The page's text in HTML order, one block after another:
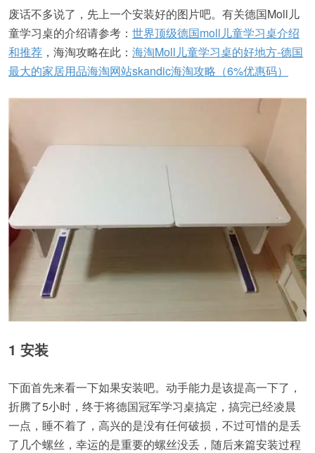
废话不多说了，先上一个安装好的图片吧。有关德国Moll儿
童学习桌的介绍请参考： 世界顶级德国moll儿童学习桌介绍
和推荐 ，海淘攻略在此： 海淘Moll儿童学习桌的好地方-德国
最大的家居用品海淘网站skandic海淘攻略（6%优惠码）
1 安装
下面首先来看一下如果安装吧。动手能力是该提高一下了，
折腾了5小时，终于将德国冠军学习桌搞定，搞完已经凌晨
一点，睡不着了，高兴的是没有任何破损，不过可惜的是丢
了几个螺丝，幸运的是重要的螺丝没丢，随后来篇安装过程